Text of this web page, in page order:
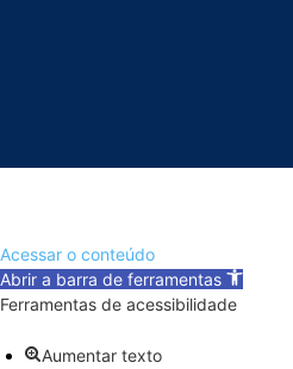
Acessar o conteúdo
Abrir a barra de ferramentas
Ferramentas de acessibilidade
Aumentar texto